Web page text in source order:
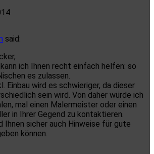
said:
ich Ihnen recht einfach helfen: so
es zulassen.
Einbau wird es schwieriger, da dieser
sein wird. Von daher würde ich
mal einen Malermeister oder einen
in Ihrer Gegend zu kontaktieren.
Ihnen sicher auch Hinweise für gute
können.